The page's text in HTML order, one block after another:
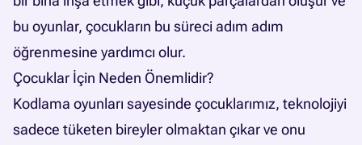
bu oyunlar, çocukların bu süreci adım adım
öğrenmesine yardımcı olur.
Çocuklar İçin Neden Önemlidir?
Kodlama oyunları sayesinde çocuklarımız, teknolojiyi
sadece tüketen bireyler olmaktan çıkar ve onu